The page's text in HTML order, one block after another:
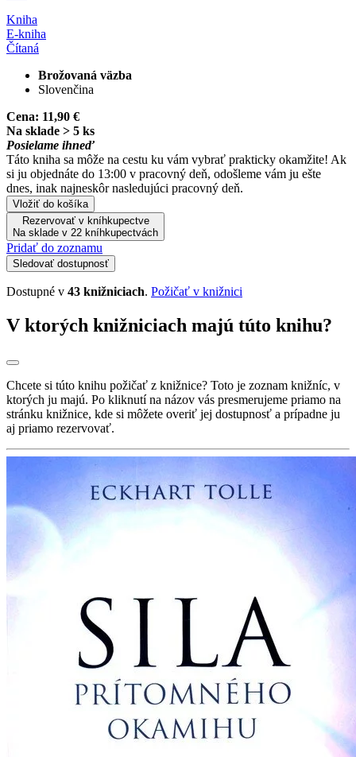
Kniha
E-kniha
Čítaná
Brožovaná väzba
Slovenčina
Cena: 11,90 €
Na sklade > 5 ks
Posielame ihneď
Táto kniha sa môže na cestu ku vám vybrať prakticky okamžite! Ak
si ju objednáte do 13:00 v pracovný deň, odošleme vám ju ešte
dnes, inak najneskôr nasledujúci pracovný deň.
Vložiť do košíka
Rezervovať v kníhkupectve
Na sklade v 22 kníhkupectvách
Pridať do zoznamu
Sledovať dostupnosť
Dostupné v 43 knižniciach. Požičať v knižnici
V ktorých knižniciach majú túto knihu?
Chcete si túto knihu požičať z knižnice? Toto je zoznam knižníc, v
ktorých ju majú. Po kliknutí na názov vás presmerujeme priamo na
stránku knižnice, kde si môžete overiť jej dostupnosť a prípadne ju
aj priamo rezervovať.